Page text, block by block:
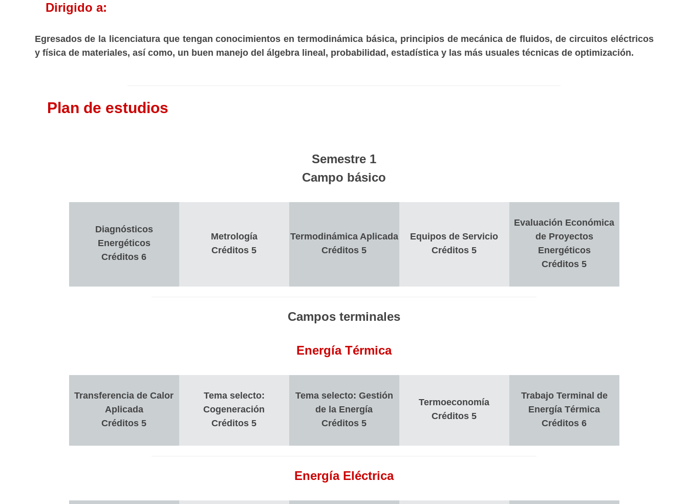
Dirigido a:
Egresados de la licenciatura que tengan conocimientos en termodinámica básica, principios de mecánica de fluidos, de circuitos eléctricos
y física de materiales, así como, un buen manejo del álgebra lineal, probabilidad, estadística y las más usuales técnicas de optimización.
Plan de estudios
Semestre 1
Campo básico
Diagnósticos
Energéticos
Créditos 6
Metrología
Créditos 5
Termodinámica Aplicada
Créditos 5
Equipos de Servicio
Créditos 5
Evaluación Económica
de Proyectos
Energéticos
Créditos 5
Campos terminales
Energía Térmica
Transferencia de Calor
Aplicada
Créditos 5
Tema selecto:
Cogeneración
Créditos 5
Tema selecto: Gestión
de la Energía
Créditos 5
Termoeconomía
Créditos 5
Trabajo Terminal de
Energía Térmica
Créditos 6
Energía Eléctrica